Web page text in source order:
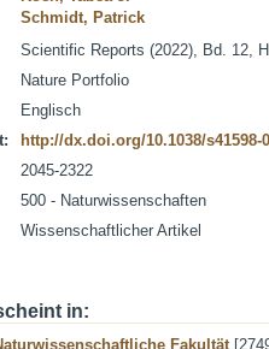
Schmidt, Patrick
Scientific Reports (2022), Bd. 12,
Nature Portfolio
Englisch
http://dx.doi.org/10.1038/s41598-
2045-2322
500 - Naturwissenschaften
Wissenschaftlicher Artikel
in:
Fakultät